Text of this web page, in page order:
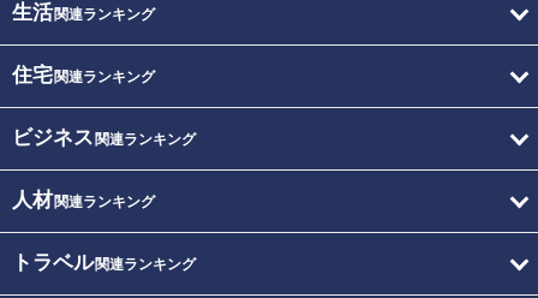
生活関連ランキング
住宅関連ランキング
ビジネス 関連ランキング
人材関連ランキング
トラベル関連ランキング